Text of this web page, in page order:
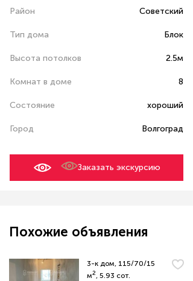
Район Советский
Тип дома Блок
Высота потолков 2.5м
Комнат в доме 8
Состояние хороший
Город Волгоград
Заказать экскурсию
Похожие объявления
3-к дом, 115/70/15
м2, 5.93 сот.